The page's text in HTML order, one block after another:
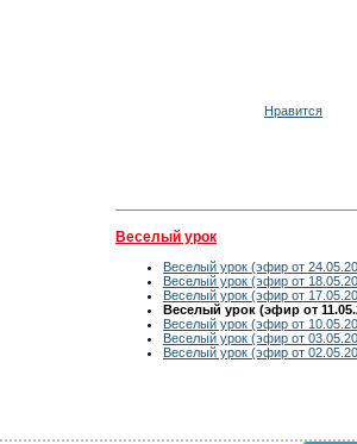
Нравится
Веселый урок
Веселый урок (эфир от
Веселый урок (эфир от
Веселый урок (эфир от
Веселый урок (эфир от
Веселый урок (эфир от
Веселый урок (эфир от
Веселый урок (эфир от